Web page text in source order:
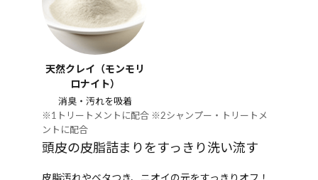
天然クレイ（モンモリ
ロナイト）
消臭・汚れを吸着
※1トリートメントに配合 ※2シャンプー・トリートメ
ントに配合
頭皮の皮脂詰まりをすっきり洗い流す